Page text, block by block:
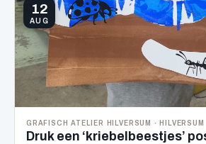
12
AUG
GRAFISCH ATELIER HILVERSUM · HILVERSUM
Druk een ‘kriebelbeestjes’